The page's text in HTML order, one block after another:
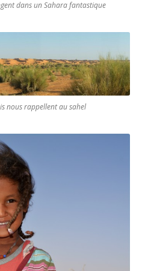
dans un Sahara fantastique
nous rappellent au sahel